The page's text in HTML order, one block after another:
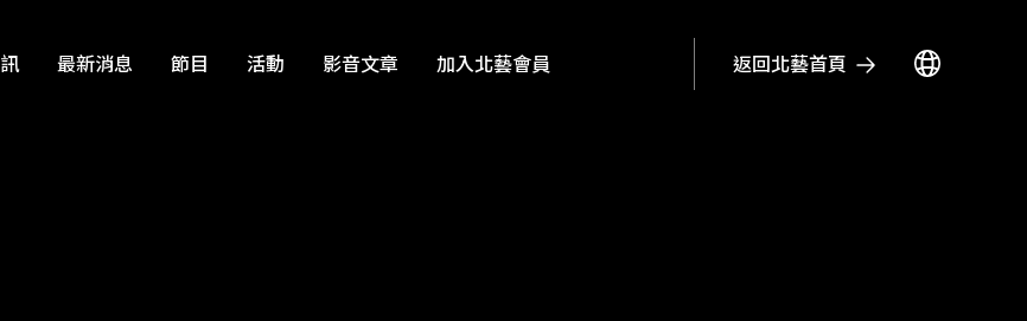
最新消息 節目 活動 影音文章 加入北藝會員 返回北藝首頁